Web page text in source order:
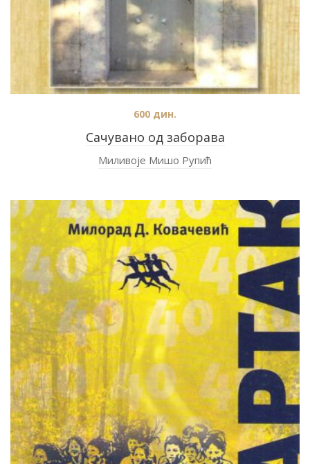
Сачувано од заборава
600 дин.
Миливоје Мишо Рупић